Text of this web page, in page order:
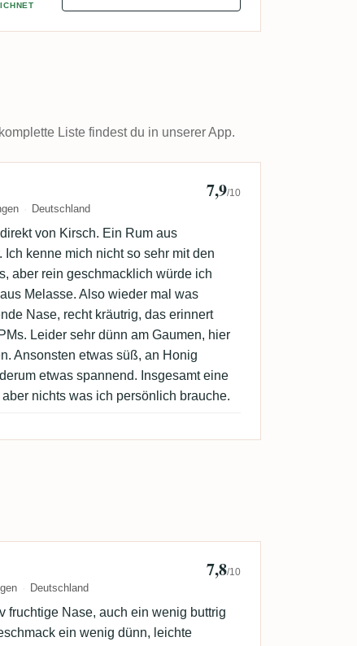
Liste findest du in unserer App.
Jäger
Deutschland
7,9/10
von Kirsch. Ein Rum aus
kenne mich nicht so sehr mit den
aber rein geschmacklich würde ich
Melasse. Also wieder mal was
Nase, recht kräutrig, das erinnert
Leider sehr dünn am Gaumen, hier
Ansonsten etwas süß, an Honig
etwas spannend. Insgesamt eine
nichts was ich persönlich brauche.
P
Deutschland
7,8/10
fruchtige Nase, auch ein wenig buttrig
ein wenig dünn, leichte